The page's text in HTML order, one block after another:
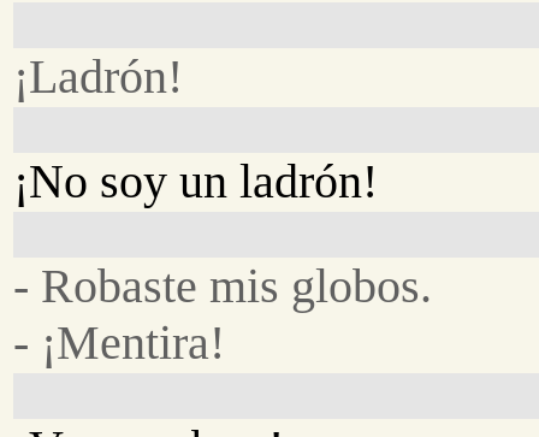
¡Ladrón!
¡No soy un ladrón!
- Robaste mis globos.
- ¡Mentira!